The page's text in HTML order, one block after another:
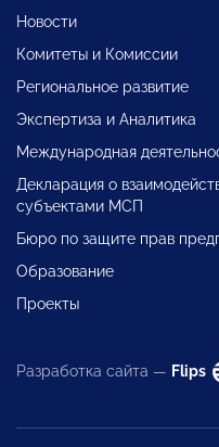
Новости
Комитеты и Комиссии
Региональное развитие
Экспертиза и Аналитика
Международная
Декларация о
субъектами МСП
Бюро по защите прав
Образование
Проекты
Разработка сайта — Flips